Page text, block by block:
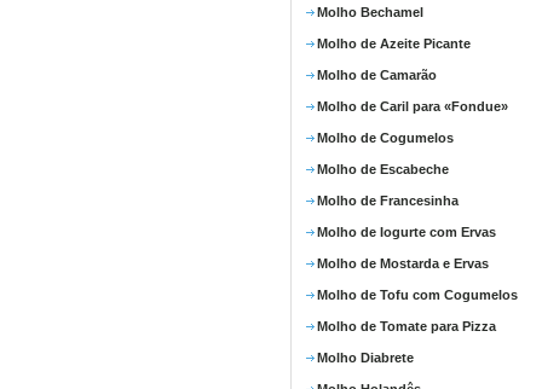
Molho Bechamel
Molho de Azeite Picante
Molho de Camarão
Molho de Caril para «Fondue»
Molho de Cogumelos
Molho de Escabeche
Molho de Francesinha
Molho de Iogurte com Ervas
Molho de Mostarda e Ervas
Molho de Tofu com Cogumelos
Molho de Tomate para Pizza
Molho Diabrete